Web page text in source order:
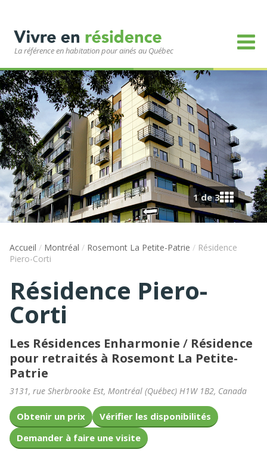
La référence en habitation pour ainés au Québec
1 de 3
Accueil / Montréal / Rosemont La Petite-Patrie / Résidence
Piero-Corti
Résidence Piero-
Corti
Les Résidences Enharmonie / Résidence
pour retraités à Rosemont La Petite-
Patrie
3131, rue Sherbrooke Est, Montréal (Québec) H1W 1B2, Canada
Obtenir un prix
Vérifier les disponibilités
Demander à faire une visite